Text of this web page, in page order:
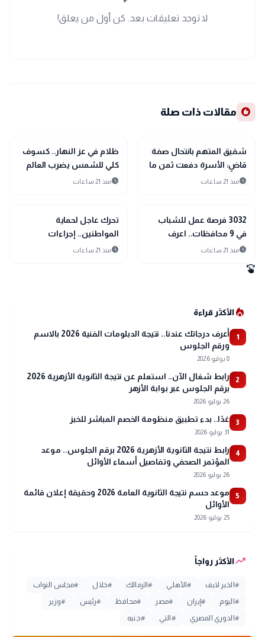
لا توجد تعليقات بعد. كن أول من يعلق!
recommend مقالات ذات صلة
public
الأخبار المحلية
شقيق المتهم بانتحال صفة
قاضٍ: الأسرة دفعت ثمن ما
حدث.. ولم يساندنا حتى في
scheduleمنذ 21 ساعات
public
الأخبار المحلية
ظلام في عز النهار.. كسوف
كلي للشمس يضرب العالم
12 أغسطس
scheduleمنذ 21 ساعات
public
الأخبار المحلية3032 فرصة عمل للشباب
في 9 محافظات.. اعرف
التخصصات المطلوبة
scheduleمنذ 21 ساعات
public
الأخبار المحلية
تحرك عاجل لحماية
المواطنين.. إجراءات
مشددة ضد تسجيل خطوط
scheduleمنذ 21 ساعات
swipe
local_fire_departmentالأكثر قراءة
1
أعرف درجاتك عندنا.. نتيجة الدبلومات الفنية 2026 بالاسم
ورقم الجلوس
8 يوليو 2026
2
رابط شغال الآن.. استعلم عن نتيجة الثانوية الأزهرية 2026
برقم الجلوس عبر بوابة الأزهر
26 يوليو 2026
3 غدًا.. بدء تطبيق منظومة الخصم المباشر للخبز
31 يوليو 2026
4
رابط نتيجة الثانوية الأزهرية 2026 برقم الجلوس.. موعد
المؤتمر الصحفي وتفاصيل أسماء الأوائل
26 يوليو 2026
5
موعد حسم نتيجة الثانوية العامة 2026 وحقيقة إعلان قائمة
الأوائل
25 يوليو 2026
trending_upالأكثر رواجاً
#الخبر لايف #الأهلي #الزمالك #خلال #مجلس النواب
#اليوم #إيران #مصر #محافظ #رئيس #وزير
#الدوري المصري #التي #جنيه